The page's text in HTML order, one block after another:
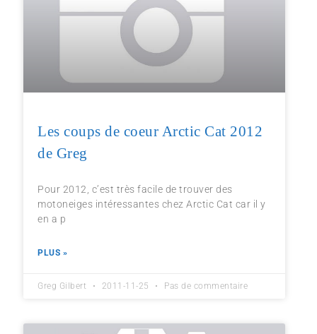
Les coups de coeur Arctic Cat 2012
de Greg
Pour 2012, c’est très facile de trouver des
motoneiges intéressantes chez Arctic Cat car il y
en a p
PLUS »
Greg Gilbert 2011-11-25 Pas de commentaire